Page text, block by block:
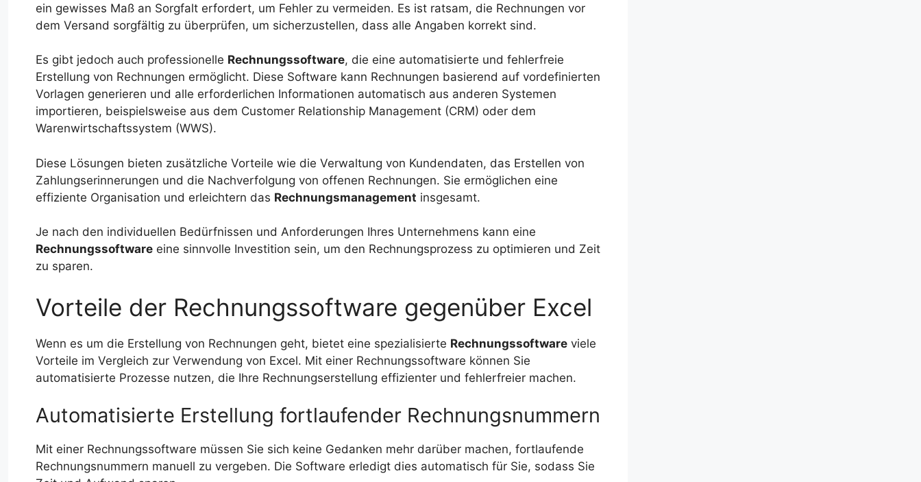
ein gewisses Maß an Sorgfalt erfordert, um Fehler zu vermeiden. Es ist ratsam, die Rechnungen vor
dem Versand sorgfältig zu überprüfen, um sicherzustellen, dass alle Angaben korrekt sind.
Es gibt jedoch auch professionelle Rechnungssoftware, die eine automatisierte und fehlerfreie
Erstellung von Rechnungen ermöglicht. Diese Software kann Rechnungen basierend auf vordefinierten
Vorlagen generieren und alle erforderlichen Informationen automatisch aus anderen Systemen
importieren, beispielsweise aus dem Customer Relationship Management (CRM) oder dem
Warenwirtschaftssystem (WWS).
Diese Lösungen bieten zusätzliche Vorteile wie die Verwaltung von Kundendaten, das Erstellen von
Zahlungserinnerungen und die Nachverfolgung von offenen Rechnungen. Sie ermöglichen eine
effiziente Organisation und erleichtern das Rechnungsmanagement insgesamt.
Je nach den individuellen Bedürfnissen und Anforderungen Ihres Unternehmens kann eine
Rechnungssoftware eine sinnvolle Investition sein, um den Rechnungsprozess zu optimieren und Zeit
zu sparen.
Vorteile der Rechnungssoftware gegenüber Excel
Wenn es um die Erstellung von Rechnungen geht, bietet eine spezialisierte Rechnungssoftware viele
Vorteile im Vergleich zur Verwendung von Excel. Mit einer Rechnungssoftware können Sie
automatisierte Prozesse nutzen, die Ihre Rechnungserstellung effizienter und fehlerfreier machen.
Automatisierte Erstellung fortlaufender Rechnungsnummern
Mit einer Rechnungssoftware müssen Sie sich keine Gedanken mehr darüber machen, fortlaufende
Rechnungsnummern manuell zu vergeben. Die Software erledigt dies automatisch für Sie, sodass Sie